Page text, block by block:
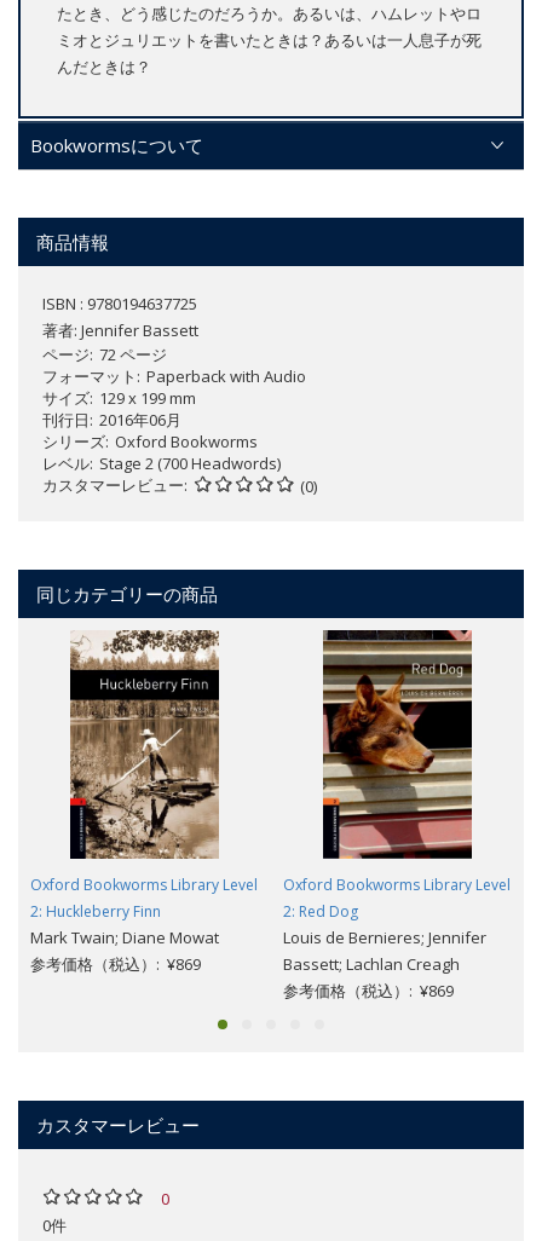
たとき、どう感じたのだろうか。あるいは、ハムレットやロ
ミオとジュリエットを書いたときは？あるいは一人息子が死
んだときは？
Bookwormsについて
商品情報
ISBN : 9780194637725
著者: Jennifer Bassett
ページ 72 ページ
フォーマット
Paperback with Audio
サイズ 129 x 199 mm
刊行日 2016年06月
シリーズ Oxford Bookworms
レベル Stage 2 (700 Headwords)
カスタマーレビュー
(0)
同じカテゴリーの商品
Oxford Bookworms Library Level
2: Huckleberry Finn
Mark Twain; Diane Mowat
参考価格（税込）: ¥869
Oxford Bookworms Library Level
2: Red Dog
Louis de Bernieres; Jennifer
Bassett; Lachlan Creagh
参考価格（税込）: ¥869
カスタマーレビュー
0
0件